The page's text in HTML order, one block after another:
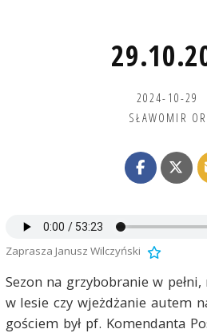
2024-10-29
SŁAWOMIR
Zaprasza Janusz Wilczyński
Sezon na grzybobranie w
w lesie czy wjeżdżanie autem
gościem był pf. Komendanta